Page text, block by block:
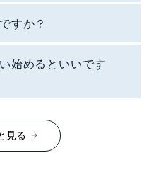
すか？
始めるといいです
見る